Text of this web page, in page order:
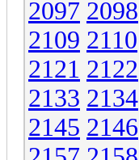
2097 2098
2109 2110
2121 2122
2133 2134
2145 2146